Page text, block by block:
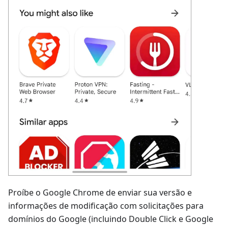
Proíbe o Google Chrome de enviar sua versão e
informações de modificação com solicitações para
domínios do Google (incluindo Double Click e Google